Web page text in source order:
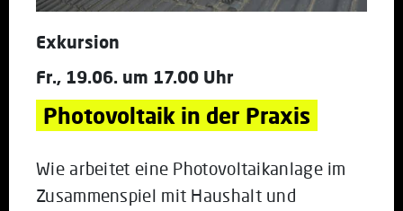
Exkursion
Fr., 19.06. um 17.00 Uhr
Photovoltaik in der Praxis
Wie arbeitet eine Photovoltaikanlage im
Zusammenspiel mit Haushalt und